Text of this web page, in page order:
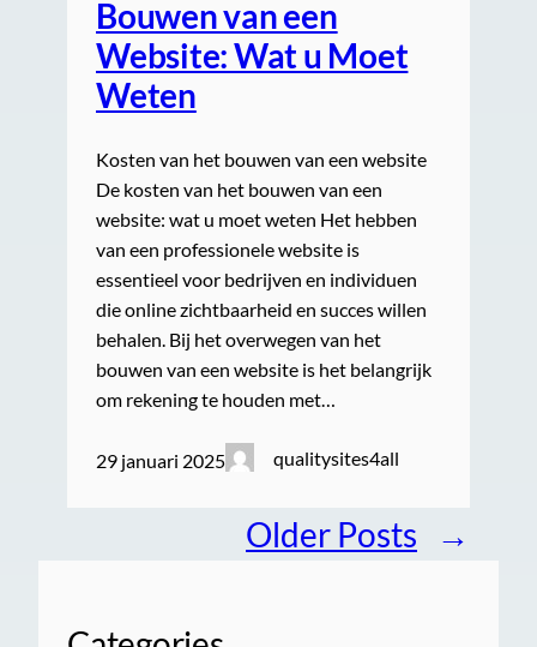
Bouwen van een
Website: Wat u Moet
Weten
Kosten van het bouwen van een website
De kosten van het bouwen van een
website: wat u moet weten Het hebben
van een professionele website is
essentieel voor bedrijven en individuen
die online zichtbaarheid en succes willen
behalen. Bij het overwegen van het
bouwen van een website is het belangrijk
om rekening te houden met…
29 januari 2025 qualitysites4all
Older Posts →